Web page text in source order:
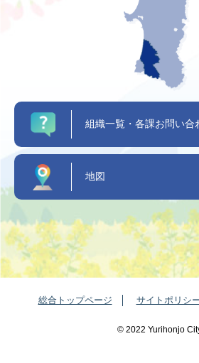
組織一覧・各課お問い合
地図
総合トップページ サイトポリシ
©️ 2022 Yurihonjo